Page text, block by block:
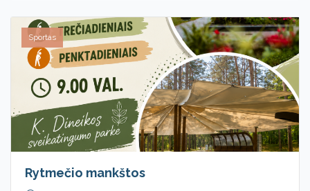
Sportas
Rytmečio mankštos